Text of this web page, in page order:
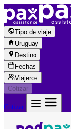
Saltar al contenido
Tipo de viaje
Uruguay
Destino
Fechas
Viajeros
Cotizar
Cotizar